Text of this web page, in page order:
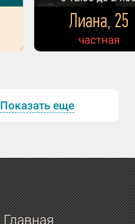
Лиана, 25
частная
Показать еще
Главная